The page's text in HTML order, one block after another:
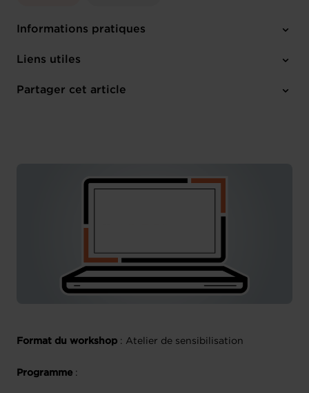
Informations pratiques
Mercredi 18 Oct 2023
House of Entrepreneurship
Liens utiles
M'inscrire
Partager cet article
Format du workshop : Atelier de sensibilisation
Programme :